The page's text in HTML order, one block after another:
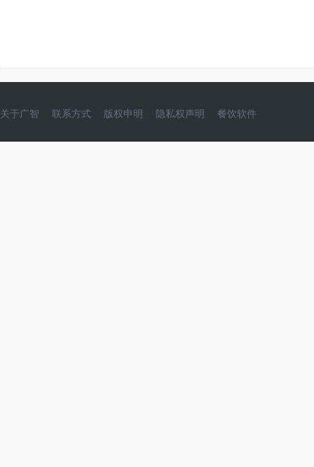
关于广智 联系方式 版权申明 隐私权声明 餐饮软件